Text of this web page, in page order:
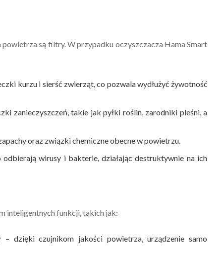
są filtry. W przypadku oczyszczacza Hama Smart
kurzu i sierść zwierząt, co pozwala wydłużyć żywotność
zanieczyszczeń, takie jak pyłki roślin, zarodniki pleśni, a
oraz związki chemiczne obecne w powietrzu.
wirusy i bakterie, działając destruktywnie na ich
inteligentnych funkcji, takich jak:
– dzięki czujnikom jakości powietrza, urządzenie samo